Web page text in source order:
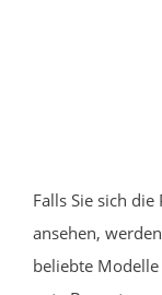
Falls Sie sich
ansehen,
beliebte